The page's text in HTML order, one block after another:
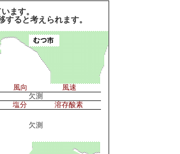
ます。
ると考えられます。
風向
風速
欠測
塩分
溶存酸素
欠測